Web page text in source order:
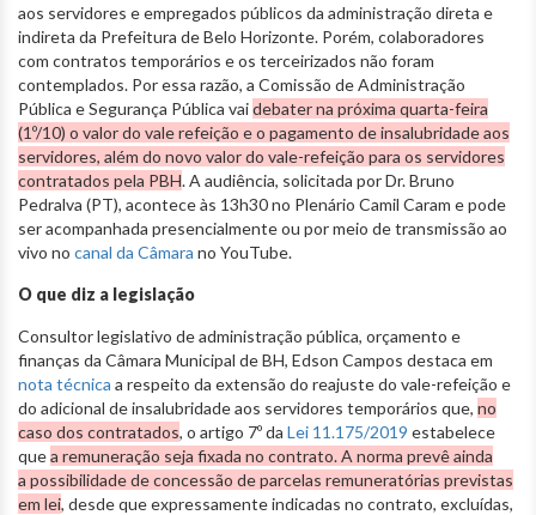
aos servidores e empregados públicos da administração direta e
indireta da Prefeitura de Belo Horizonte. Porém, colaboradores
com contratos temporários e os terceirizados não foram
contemplados. Por essa razão, a Comissão de Administração
Pública e Segurança Pública vaidebater na próxima quarta-feira
(1º/10) o valor do vale refeição e o pagamento de insalubridade aos
servidores, além do novo valor do vale-refeição para os servidores
contratados pela PBH. A audiência, solicitada por Dr. Bruno
Pedralva (PT), acontece às 13h30 no Plenário Camil Caram e pode
ser acompanhada presencialmente ou por meio de transmissão ao
vivo no canal da Câmara no YouTube.
O que diz a legislação
Consultor legislativo de administração pública, orçamento e
finanças da Câmara Municipal de BH, Edson Campos destaca em
nota técnica a respeito da extensão do reajuste do vale-refeição e
do adicional de insalubridade aos servidores temporários que, no
caso dos contratados, o artigo 7º da Lei 11.175/2019 estabelece
quea remuneração seja fixada no contrato. A norma prevê ainda
a possibilidade de concessão de parcelas remuneratórias previstas
em lei, desde que expressamente indicadas no contrato, excluídas,